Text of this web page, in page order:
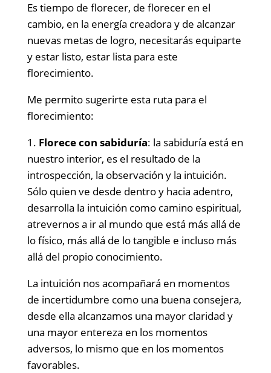
Es tiempo de florecer, de florecer en el
cambio, en la energía creadora y de alcanzar
nuevas metas de logro, necesitarás equiparte
y estar listo, estar lista para este
florecimiento.
Me permito sugerirte esta ruta para el
florecimiento:
1. Florece con sabiduría: la sabiduría está en
nuestro interior, es el resultado de la
introspección, la observación y la intuición.
Sólo quien ve desde dentro y hacia adentro,
desarrolla la intuición como camino espiritual,
atrevernos a ir al mundo que está más allá de
lo físico, más allá de lo tangible e incluso más
allá del propio conocimiento.
La intuición nos acompañará en momentos
de incertidumbre como una buena consejera,
desde ella alcanzamos una mayor claridad y
una mayor entereza en los momentos
adversos, lo mismo que en los momentos
favorables.